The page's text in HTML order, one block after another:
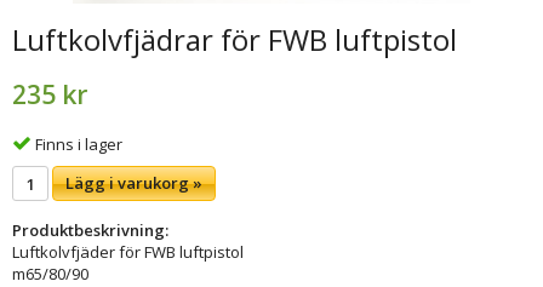
Luftkolvfjädrar för FWB luftpistol
235 kr
Finns i lager
Lägg i varukorg »
Produktbeskrivning:
Luftkolvfjäder för FWB luftpistol
m65/80/90